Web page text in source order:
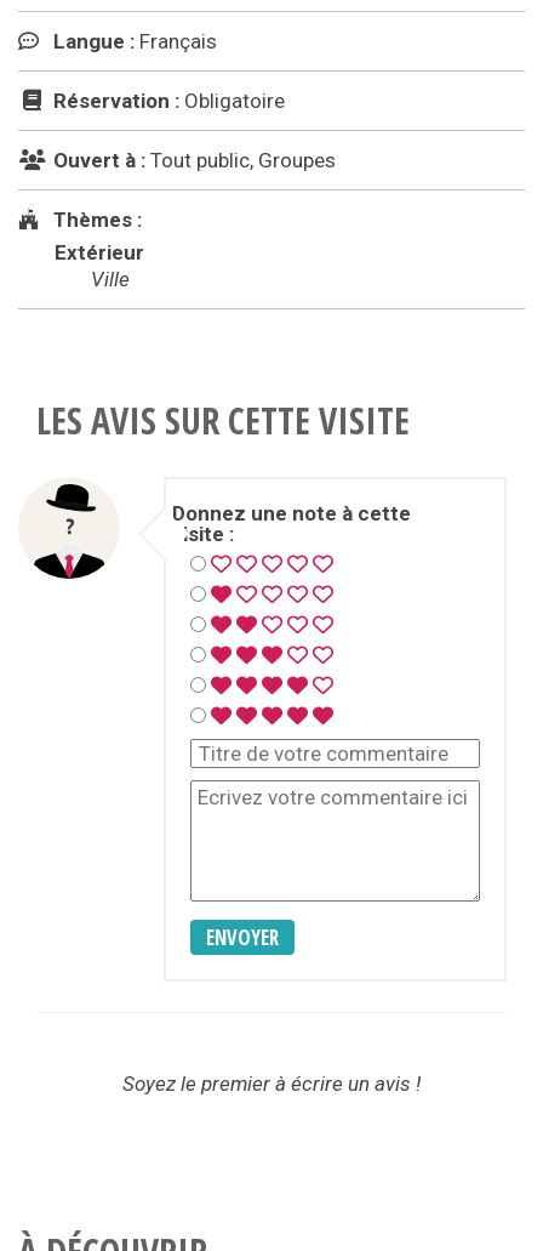
Langue : Français
Réservation : Obligatoire
Ouvert à : Tout public, Groupes
Thèmes :
Extérieur
Ville
LES AVIS SUR CETTE VISITE
Donnez une note à cette
visite :
ENVOYER
Soyez le premier à écrire un avis !